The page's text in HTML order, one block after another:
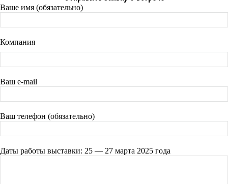
Ваше имя (обязательно)
Компания
Ваш e-mail
Ваш телефон (обязательно)
Даты работы выставки: 25 — 27 марта 2025 года